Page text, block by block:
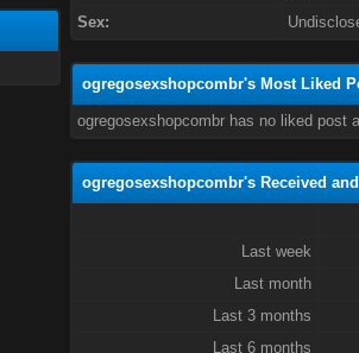
Sex:
ogregosexshopcombr's Most Liked
ogregosexshopcombr has no liked post
ogregosexshopcombr's Received
Last week
Last month
Last 3 months
Last 6 months